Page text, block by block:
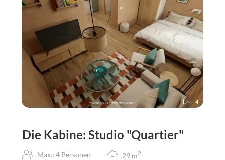
4
Die Kabine: Studio "Quartier"
Max.: 4 Personen 29 m2